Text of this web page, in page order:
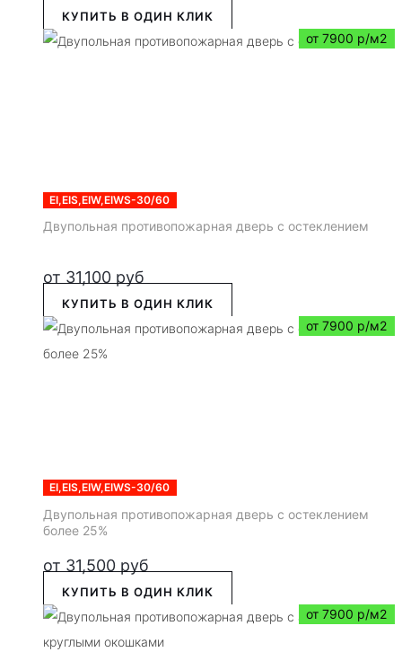
КУПИТЬ В ОДИН КЛИК
от 7900 р/м2
EI,EIS,EIW,EIWS-30/60
Двупольная противопожарная дверь с остеклением
от 31,100 руб
КУПИТЬ В ОДИН КЛИК
от 7900 р/м2
EI,EIS,EIW,EIWS-30/60
Двупольная противопожарная дверь с остеклением
более 25%
от 31,500 руб
КУПИТЬ В ОДИН КЛИК
от 7900 р/м2